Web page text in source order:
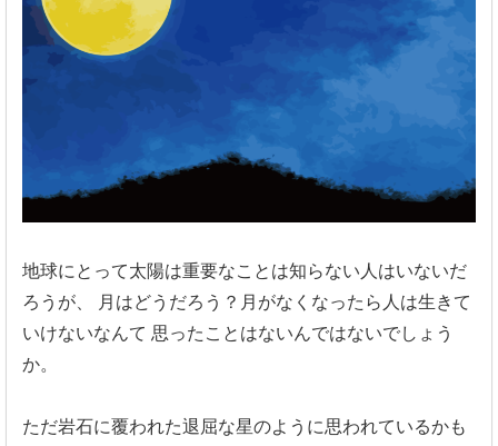
地球にとって太陽は重要なことは知らない人はいないだ
ろうが、
月はどうだろう？月がなくなったら人は生きて
いけないなんて 思ったことはないんではないでしょう
か。
ただ岩石に覆われた退屈な星のように思われているかも